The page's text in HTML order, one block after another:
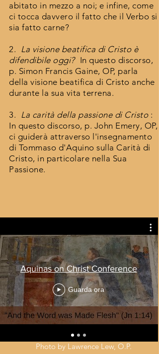
abitato in mezzo a noi; e infine, come
ci tocca davvero il fatto che il Verbo si
sia fatto carne?
2. La visione beatifica di Cristo è
difendibile oggi? In questo discorso,
p. Simon Francis Gaine, OP, parla
della visione beatifica di Cristo anche
durante la sua vita terrena.
3. La carità della passione di Cristo:
In questo discorso, p. John Emery, OP,
ci guiderà attraverso l'insegnamento
di Tommaso d'Aquino sulla Carità di
Cristo, in particolare nella Sua
Passione.
Photo by Lawrence Lew, O.P.
Aquinas on Christ Conference
Guarda ora